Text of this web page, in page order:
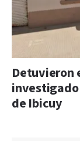
Detuvieron
de Ibicuy